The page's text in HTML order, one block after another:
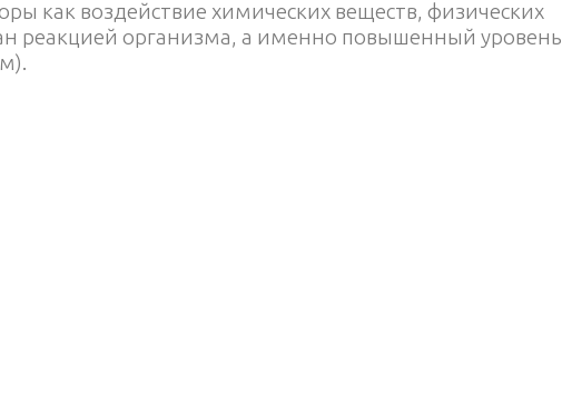
как воздействие химических веществ, физических
реакцией организма, а именно повышенный уровень